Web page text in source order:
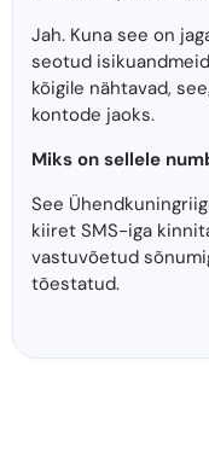
Jah. Kuna see on
seotud
kõigile nähtavad,
kontode jaoks.
Miks on sellele
See
kiiret SMS-iga
vastuvõetud
tõestatud.